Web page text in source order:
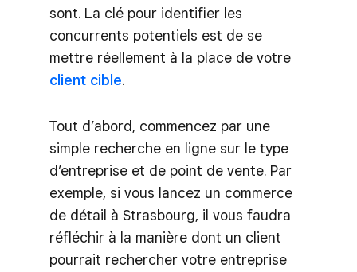
sont. La clé pour identifier les
concurrents potentiels est de se
mettre réellement à la place de votre
client cible.
Tout d’abord, commencez par une
simple recherche en ligne sur le type
d’entreprise et de point de vente. Par
exemple, si vous lancez un commerce
de détail à Strasbourg, il vous faudra
réfléchir à la manière dont un client
pourrait rechercher votre entreprise